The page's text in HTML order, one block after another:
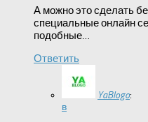
А можно это сделать
специальные онлайн
подобные…
Ответить
YaBlogo:
в